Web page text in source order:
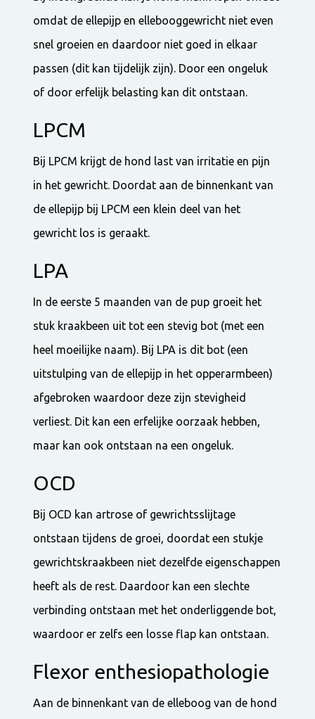
omdat de ellepijp en ellebooggewricht niet even
snel groeien en daardoor niet goed in elkaar
passen (dit kan tijdelijk zijn). Door een ongeluk
of door erfelijk belasting kan dit ontstaan.
LPCM
Bij LPCM krijgt de hond last van irritatie en pijn
in het gewricht. Doordat aan de binnenkant van
de ellepijp bij LPCM een klein deel van het
gewricht los is geraakt.
LPA
In de eerste 5 maanden van de pup groeit het
stuk kraakbeen uit tot een stevig bot (met een
heel moeilijke naam). Bij LPA is dit bot (een
uitstulping van de ellepijp in het opperarmbeen)
afgebroken waardoor deze zijn stevigheid
verliest. Dit kan een erfelijke oorzaak hebben,
maar kan ook ontstaan na een ongeluk.
OCD
Bij OCD kan artrose of gewrichtsslijtage
ontstaan tijdens de groei, doordat een stukje
gewrichtskraakbeen niet dezelfde eigenschappen
heeft als de rest. Daardoor kan een slechte
verbinding ontstaan met het onderliggende bot,
waardoor er zelfs een losse flap kan ontstaan.
Flexor enthesiopathologie
Aan de binnenkant van de elleboog van de hond